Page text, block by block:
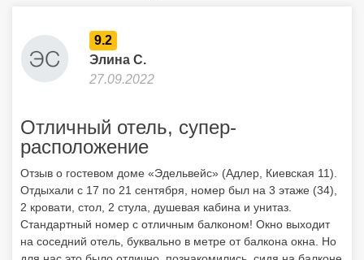
9.2
Элина С.
27.09.2022
Отличный отель, супер-
расположение
Отзыв о гостевом доме «Эдельвейс» (Адлер, Киевская 11).
Отдыхали с 17 по 21 сентября, номер был на 3 этаже (34),
2 кровати, стол, 2 стула, душевая кабина и унитаз.
Стандартный номер с отличным балконом! Окно выходит
на соседний отель, буквально в метре от балкона окна. Но